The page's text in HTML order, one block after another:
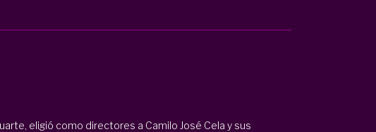
eligió como directores a Camilo José Cela y sus